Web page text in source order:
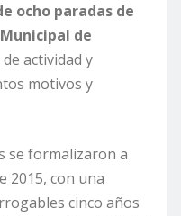
ocho paradas de
de
actividad y
motivos y
se formalizaron a
2015, con una
cinco años